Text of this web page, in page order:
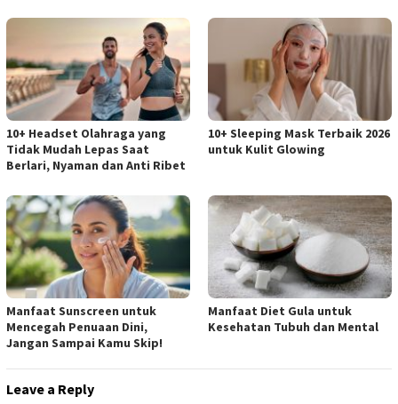
10+ Headset Olahraga yang
Tidak Mudah Lepas Saat
Berlari, Nyaman dan Anti Ribet
10+ Sleeping Mask Terbaik 2026
untuk Kulit Glowing
Manfaat Sunscreen untuk
Mencegah Penuaan Dini,
Jangan Sampai Kamu Skip!
Manfaat Diet Gula untuk
Kesehatan Tubuh dan Mental
Leave a Reply